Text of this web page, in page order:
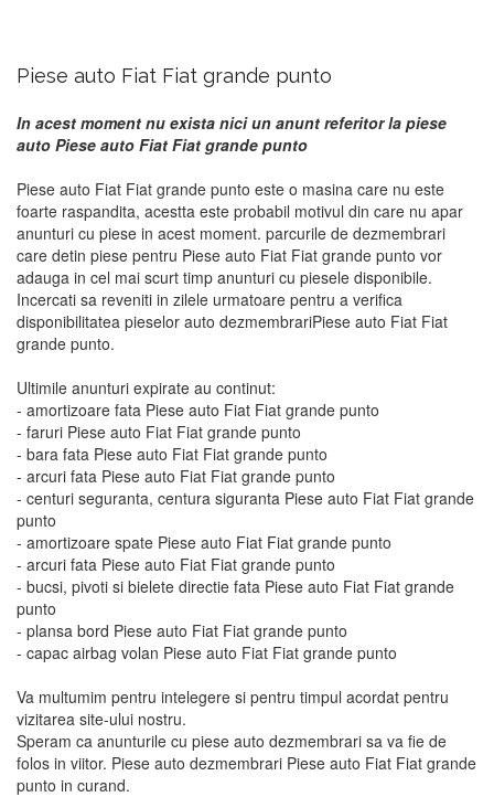
Piese auto Fiat Fiat grande punto
In acest moment nu exista nici un anunt referitor la piese
auto Piese auto Fiat Fiat grande punto
Piese auto Fiat Fiat grande punto este o masina care nu este
foarte raspandita, acestta este probabil motivul din care nu apar
anunturi cu piese in acest moment. parcurile de dezmembrari
care detin piese pentru Piese auto Fiat Fiat grande punto vor
adauga in cel mai scurt timp anunturi cu piesele disponibile.
Incercati sa reveniti in zilele urmatoare pentru a verifica
disponibilitatea pieselor auto dezmembrariPiese auto Fiat Fiat
grande punto.
Ultimile anunturi expirate au continut:
- amortizoare fata Piese auto Fiat Fiat grande punto
- faruri Piese auto Fiat Fiat grande punto
- bara fata Piese auto Fiat Fiat grande punto
- arcuri fata Piese auto Fiat Fiat grande punto
- centuri seguranta, centura siguranta Piese auto Fiat Fiat grande
punto
- amortizoare spate Piese auto Fiat Fiat grande punto
- arcuri fata Piese auto Fiat Fiat grande punto
- bucsi, pivoti si bielete directie fata Piese auto Fiat Fiat grande
punto
- plansa bord Piese auto Fiat Fiat grande punto
- capac airbag volan Piese auto Fiat Fiat grande punto
Va multumim pentru intelegere si pentru timpul acordat pentru
vizitarea site-ului nostru.
Speram ca anunturile cu piese auto dezmembrari sa va fie de
folos in viitor. Piese auto dezmembrari Piese auto Fiat Fiat grande
punto in curand.